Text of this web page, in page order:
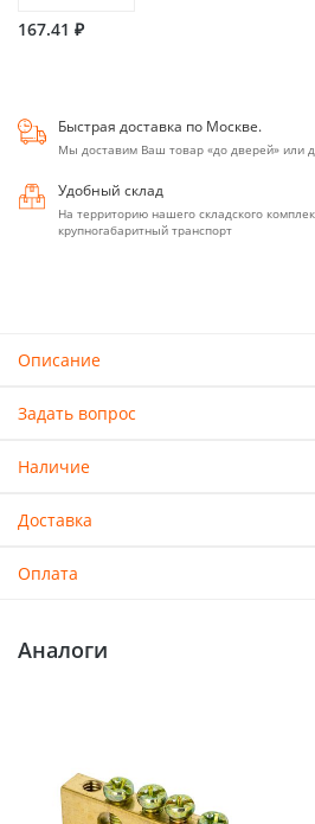
167.41 ₽
Быстрая доставка по Москве.
Мы доставим Ваш товар «до дверей» или
Удобный склад
На территорию нашего складского
крупногабаритный транспорт
Описание
Задать вопрос
Наличие
Доставка
Оплата
Аналоги